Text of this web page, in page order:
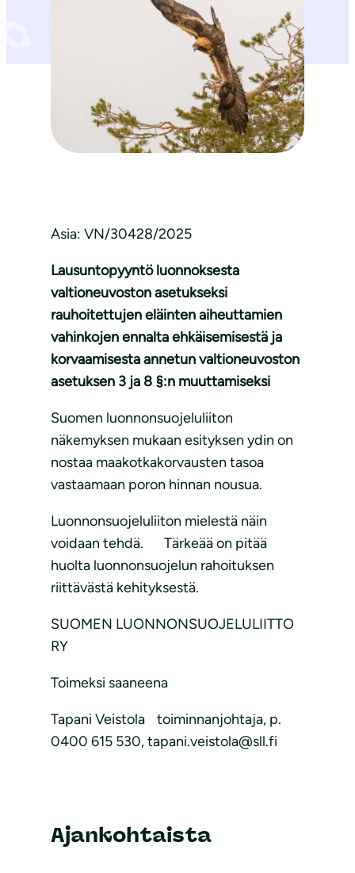
Asia: VN/30428/2025
Lausuntopyyntö luonnoksesta
valtioneuvoston asetukseksi
rauhoitettujen eläinten aiheuttamien
vahinkojen ennalta ehkäisemisestä ja
korvaamisesta annetun valtioneuvoston
asetuksen 3 ja 8 §:n muuttamiseksi
Suomen luonnonsuojeluliiton
näkemyksen mukaan esityksen ydin on
nostaa maakotkakorvausten tasoa
vastaamaan poron hinnan nousua.
Luonnonsuojeluliiton mielestä näin
voidaan tehdä. Tärkeää on pitää
huolta luonnonsuojelun rahoituksen
riittävästä kehityksestä.
SUOMEN LUONNONSUOJELULIITTO
RY
Toimeksi saaneena
Tapani Veistola toiminnanjohtaja, p.
0400 615 530, tapani.veistola@sll.fi
Ajankohtaista